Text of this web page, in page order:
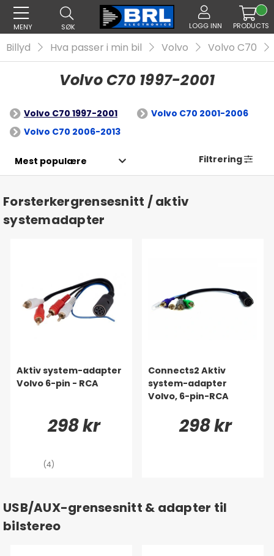
MENY SØK LOGG INN PRODUCTS
Billyd Hva passer i min bil Volvo Volvo C70
Volvo C70 1997-2001
Volvo C70 1997-2001
Volvo C70 2001-2006
Volvo C70 2006-2013
Filtrering
Forsterkergrensesnitt / aktiv
systemadapter
Aktiv system-adapter
Volvo 6-pin - RCA
298 kr
(4)
Connects2 Aktiv
system-adapter
Volvo, 6-pin-RCA
298 kr
USB/AUX-grensesnitt & adapter til
bilstereo